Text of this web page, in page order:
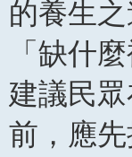
的養生
「缺什
建議民
前，應